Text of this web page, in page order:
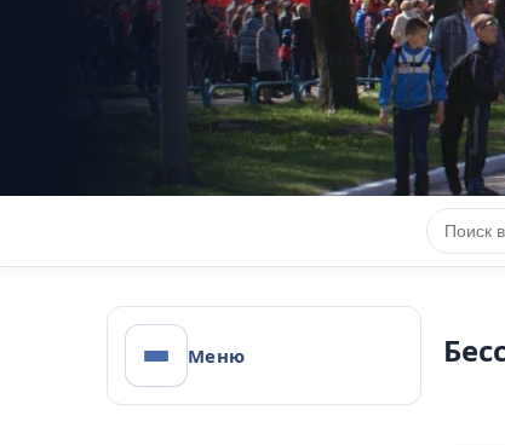
Проект
Меню